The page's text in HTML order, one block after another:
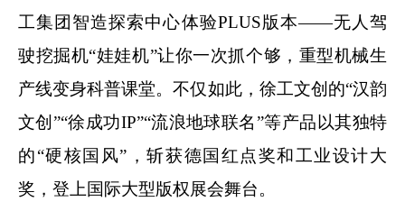
工集团智造探索中心体验PLUS版本——无人驾
驶挖掘机“娃娃机”让你一次抓个够，重型机械生
产线变身科普课堂。不仅如此，徐工文创的“汉韵
文创”“徐成功IP”“流浪地球联名”等产品以其独特
的“硬核国风”，斩获德国红点奖和工业设计大
奖，登上国际大型版权展会舞台。